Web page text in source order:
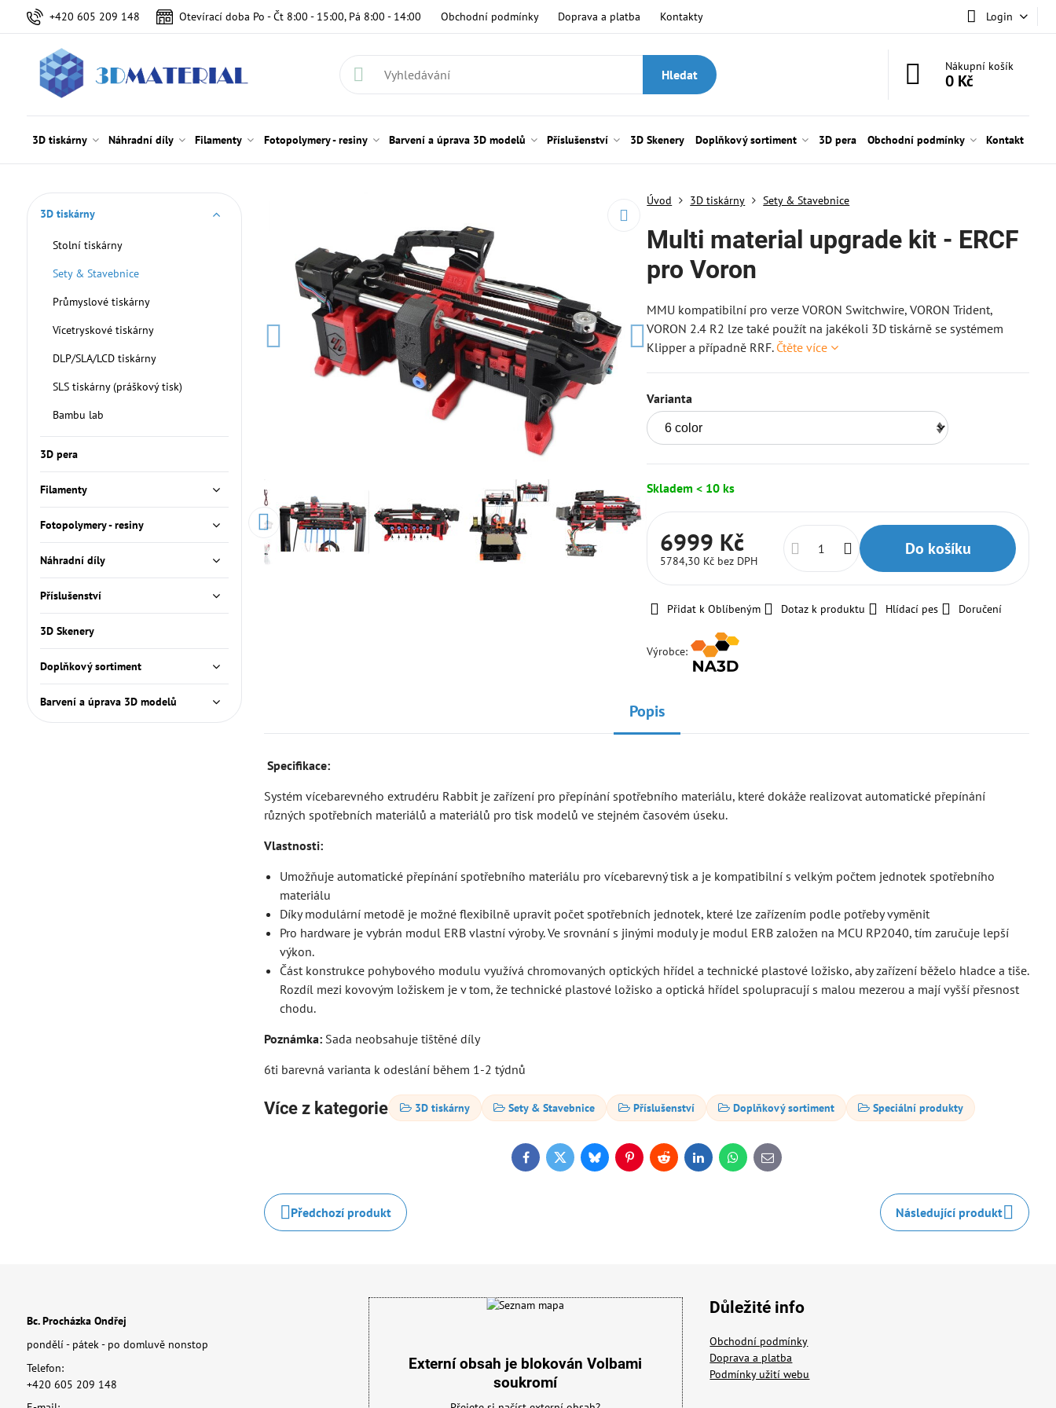
+420 605 209 148 Otevírací doba Po - Čt 8:00 - 15:00, Pá 8:00 - 14:00 Obchodní podmínky Doprava a platba Kontakty Login
Hledat
Nákupní košík
0 Kč
3D tiskárny Náhradní díly Filamenty Fotopolymery - resiny Barvení a úprava 3D modelů Příslušenství 3D Skenery Doplňkový sortiment 3D pera Obchodní podmínky Kontakt
Úvod 3D tiskárny Sety & Stavebnice
Multi material upgrade kit - ERCF
pro Voron
MMU kompatibilní pro verze VORON Switchwire, VORON Trident,
VORON 2.4 R2 lze také použít na jakékoli 3D tiskárně se systémem
Klipper a případně RRF. Čtěte více
Varianta
Skladem < 10 ks
6999 Kč
5784,30 Kč bez DPH
Do košíku
Přidat k Oblíbeným Dotaz k produktu Hlídací pes Doručení
Výrobce:
Popis
Specifikace:
Systém vícebarevného extrudéru Rabbit je zařízení pro přepínání spotřebního materiálu, které dokáže realizovat automatické přepínání
různých spotřebních materiálů a materiálů pro tisk modelů ve stejném časovém úseku.
Vlastnosti:
Umožňuje automatické přepínání spotřebního materiálu pro vícebarevný tisk a je kompatibilní s velkým počtem jednotek spotřebního
materiálu
Díky modulární metodě je možné flexibilně upravit počet spotřebních jednotek, které lze zařízením podle potřeby vyměnit
Pro hardware je vybrán modul ERB vlastní výroby. Ve srovnání s jinými moduly je modul ERB založen na MCU RP2040, tím zaručuje lepší
výkon.
Část konstrukce pohybového modulu využívá chromovaných optických hřídel a technické plastové ložisko, aby zařízení běželo hladce a tiše.
Rozdíl mezi kovovým ložiskem je v tom, že technické plastové ložisko a optická hřídel spolupracují s malou mezerou a mají vyšší přesnost
chodu.
Poznámka: Sada neobsahuje tištěné díly
6ti barevná varianta k odeslání během 1-2 týdnů
Více z kategorie 3D tiskárny Sety & Stavebnice Příslušenství Doplňkový sortiment Speciální produkty
FacebookTwitterBlueskyPinterestRedditLinkedInWhatsApp
E-
mail
Předchozí produkt Následující produkt
3D tiskárny
Stolní tiskárny
Sety & Stavebnice
Průmyslové tiskárny
Vícetryskové tiskárny
DLP/SLA/LCD tiskárny
SLS tiskárny (práškový tisk)
Bambu lab
3D pera
Filamenty
Fotopolymery - resiny
Náhradní díly
Příslušenství
3D Skenery
Doplňkový sortiment
Barvení a úprava 3D modelů
Bc. Procházka Ondřej
pondělí - pátek - po domluvě nonstop
Telefon:
+420 605 209 148
Externí obsah je blokován Volbami
soukromí
Důležité info
Obchodní podmínky
Doprava a platba
Podmínky užití webu